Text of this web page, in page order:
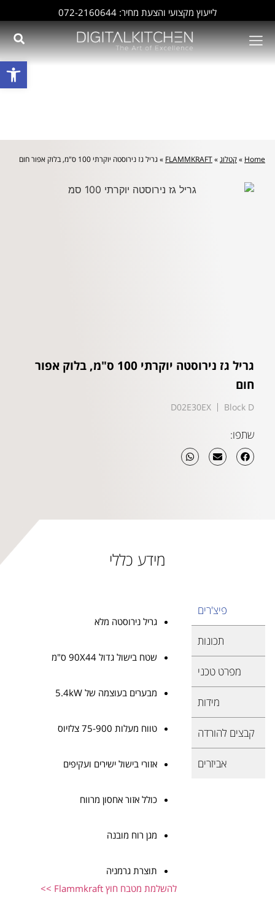
פתח
לייעוץ מקצועי והצעת מחיר: 072-2160644
Home
»קטלוג»
FLAMMKRAFT
»גריל גז נירוסטה יוקרתי 100 ס"מ, בלוק אפור חום
גריל גז נירוסטה יוקרתי 100 ס"מ, בלוק אפור
חום
Block D
D02E30EX
שתפו:
מידע כללי
פיצ'רים
תכונות
מפרט טכני
מידות
קבצים להורדה
אביזרים
גריל נירוסטה מלא
שטח בישול גדול 90X44 ס"מ
מבערים בעוצמה של 5.4kW
טווח מעלות 75-900 צלזיוס
אזורי בישול ישירים ועקיפים
כולל אזור אחסון מרווח
מגן רוח מובנה
תוצרת גרמניה
להשלמת מטבח חוץ Flammkraft >>